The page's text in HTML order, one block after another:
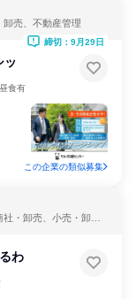
売、不動産管理
ッ
食有
締切：9月29日
この企業の類似募集
・卸売、小売・卸
わ